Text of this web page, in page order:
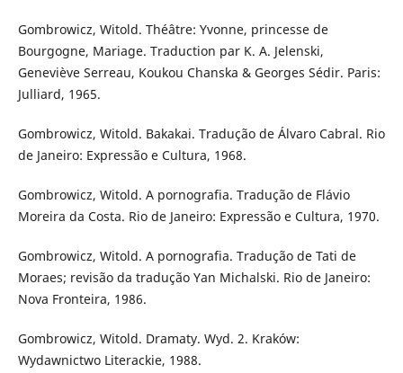
Gombrowicz, Witold. Théâtre: Yvonne, princesse de
Bourgogne, Mariage. Traduction par K. A. Jelenski,
Geneviève Serreau, Koukou Chanska & Georges Sédir. Paris:
Julliard, 1965.
Gombrowicz, Witold. Bakakai. Tradução de Álvaro Cabral. Rio
de Janeiro: Expressão e Cultura, 1968.
Gombrowicz, Witold. A pornografia. Tradução de Flávio
Moreira da Costa. Rio de Janeiro: Expressão e Cultura, 1970.
Gombrowicz, Witold. A pornografia. Tradução de Tati de
Moraes; revisão da tradução Yan Michalski. Rio de Janeiro:
Nova Fronteira, 1986.
Gombrowicz, Witold. Dramaty. Wyd. 2. Kraków:
Wydawnictwo Literackie, 1988.